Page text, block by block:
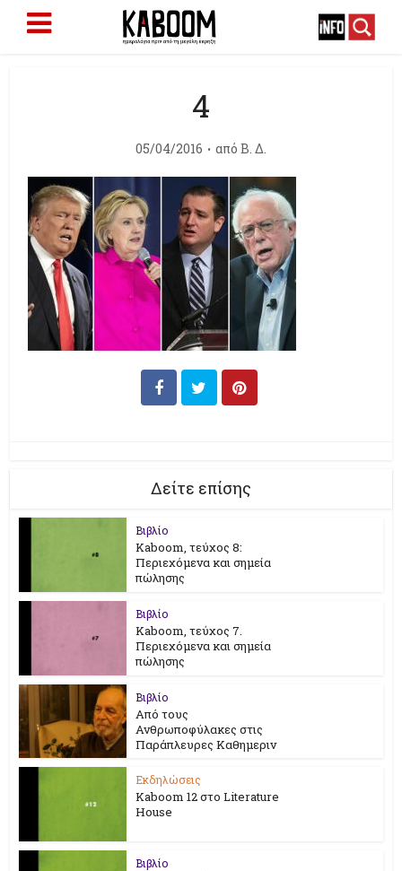
4
05/04/2016 από Β. Δ.
Δείτε επίσης
Βιβλίο
Kaboom, τεύχος 8:
Περιεχόμενα και σημεία
πώλησης
Βιβλίο
Kaboom, τεύχος 7.
Περιεχόμενα και σημεία
πώλησης
Βιβλίο
Από τους
Ανθρωποφύλακες στις
Παράπλευρες Καθημεριν
Εκδηλώσεις
Kaboom 12 στο Literature
House
Βιβλίο